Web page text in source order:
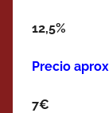
12,5%
Precio
7€